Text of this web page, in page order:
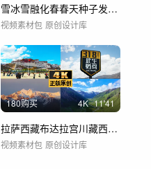
雪冰雪融化春春天种子发芽化雪万物复苏生长
视频素材包 原创设计库
180购买 4K 11'41
拉萨西藏布达拉宫川藏西藏拉萨青藏高原雪山
视频素材包 原创设计库